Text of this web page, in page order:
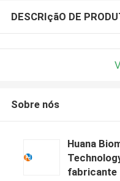
DESCRIçãO DE
Sobre nós
Huana
fabricante